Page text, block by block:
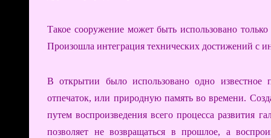
Такое сооружение может быть использовано
Произошла интеграция технических достижений с
В открытии было использовано одно известное
отпечаток, или природную память во времени.
путем воспроизведения всего процесса развития
позволяет не возвращаться в прошлое, а